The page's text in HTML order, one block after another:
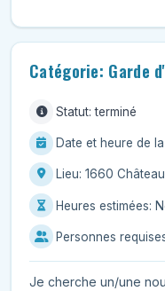
Catégorie: Garde
Statut: terminé
Date et heure de
Lieu: 1660
Heures estimées:
Personnes
Je cherche un/une